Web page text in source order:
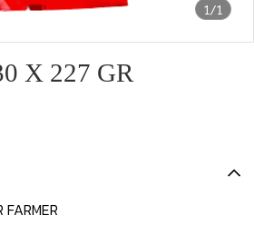
1/1
X 227 GR